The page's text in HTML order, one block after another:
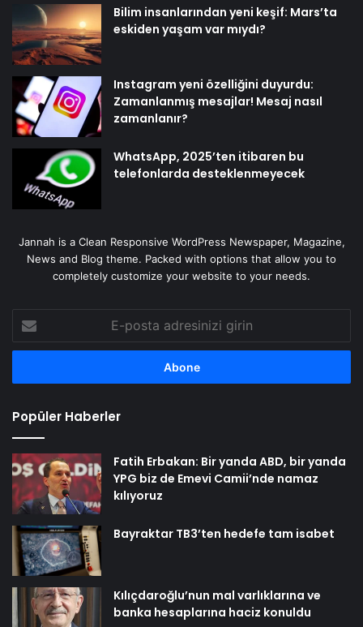
Bilim insanlarından yeni keşif: Mars’ta
eskiden yaşam var mıydı?
Instagram yeni özelliğini duyurdu:
Zamanlanmış mesajlar! Mesaj nasıl
zamanlanır?
WhatsApp, 2025’ten itibaren bu
telefonlarda desteklenmeyecek
Jannah is a Clean Responsive WordPress Newspaper, Magazine,
News and Blog theme. Packed with options that allow you to
completely customize your website to your needs.
posta
adresinizi
Popüler Haberler
Fatih Erbakan: Bir yanda ABD, bir yanda
YPG biz de Emevi Camii’nde namaz
kılıyoruz
Bayraktar TB3’ten hedefe tam isabet
Kılıçdaroğlu’nun mal varlıklarına ve
banka hesaplarına haciz konuldu